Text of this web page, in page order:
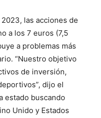
las acciones de
a los 7 euros (7,5
a problemas más
“Nuestro objetivo
de inversión,
dijo el
estado buscando
Unido y Estados